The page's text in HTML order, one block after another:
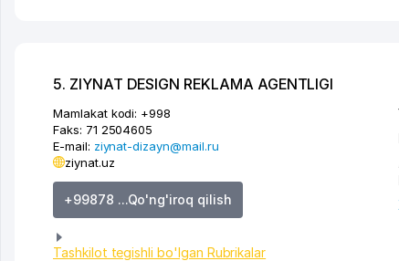
5. ZIYNAT DESIGN REKLAMA AGENTLIGI
Mamlakat kodi: +998
Faks: 71 2504605
E-mail: ziynat-dizayn@mail.ru
ziynat.uz
+99878 ...Qo'ng'iroq qilish
Tashkilot tegishli bo'lgan Rubrikalar